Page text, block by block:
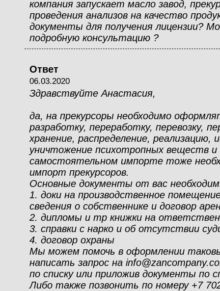
компания запускает масло завод,
проведения анализов на качество
документы для получения лицензии?
подробную консультацию ?
Ответ
06.03.2020
Здравствуйте Анастасия,
да, на прекурсоры необходимо
разработку, переработку, перевозку,
хранение, распределение, реализацию,
уничтожение психотропных веществ и
самостоятельном импорте тоже
импорт прекурсоров.
Основные документы от вас
1. доки на производственное
сведения о собственнике и договор
2. дипломы и тр книжки на
3. справки с нарко и об отсутствии
4. договор охраны
Мы можем помочь в оформлении
написать запрос на
по списку или приложив документы по
Либо также позвонить по номеру +7